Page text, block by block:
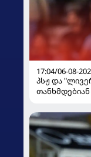
17:04/06-08-
პსჟ და
თანხმდებიან